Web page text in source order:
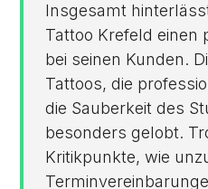
Insgesamt
Tattoo Krefeld einen
bei seinen Kunden.
Tattoos, die
die Sauberkeit des
besonders gelobt.
Kritikpunkte, wie